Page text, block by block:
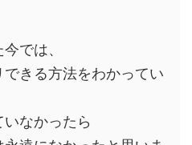
では、
きる方法をわかってい
なかったら